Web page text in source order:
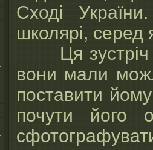
Сході
школярі, серед
Ця зустріч
вони мали
поставити
почути його